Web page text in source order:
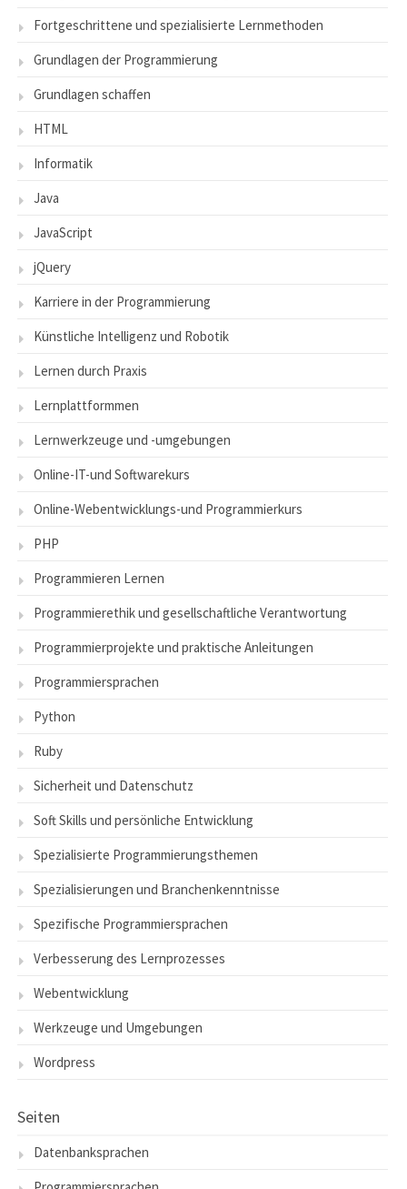
Fortgeschrittene und spezialisierte Lernmethoden
Grundlagen der Programmierung
Grundlagen schaffen
HTML
Informatik
Java
JavaScript
jQuery
Karriere in der Programmierung
Künstliche Intelligenz und Robotik
Lernen durch Praxis
Lernplattformmen
Lernwerkzeuge und -umgebungen
Online-IT-und Softwarekurs
Online-Webentwicklungs-und Programmierkurs
PHP
Programmieren Lernen
Programmierethik und gesellschaftliche Verantwortung
Programmierprojekte und praktische Anleitungen
Programmiersprachen
Python
Ruby
Sicherheit und Datenschutz
Soft Skills und persönliche Entwicklung
Spezialisierte Programmierungsthemen
Spezialisierungen und Branchenkenntnisse
Spezifische Programmiersprachen
Verbesserung des Lernprozesses
Webentwicklung
Werkzeuge und Umgebungen
Wordpress
Seiten
Datenbanksprachen